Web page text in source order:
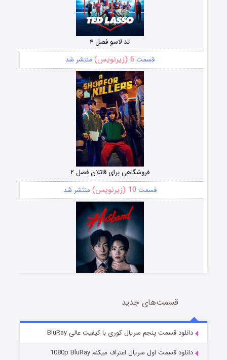
تد لاسو فصل ۴
قسمت 6 (زیرنویس) منتشر شد
فروشگاهی برای قاتلان فصل ۲
قسمت 10 (زیرنویس) منتشر شد
قسمت8 (زیرنویس) منتشر شد
قسمت‌های جدید
دانلود قسمت پنجم سریال کوری با کیفیت عالی BluRay
دانلود قسمت اول سریال اعتراف میکنم 1080p BluRay